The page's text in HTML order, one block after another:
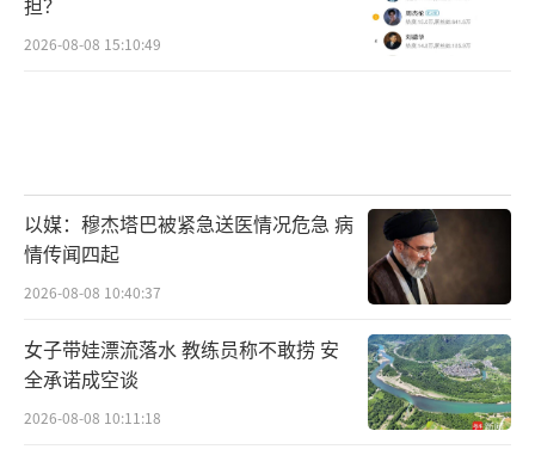
2026-08-08 15:10:49
以媒：穆杰塔巴被紧急送医情况危急 病
情传闻四起
2026-08-08 10:40:37
女子带娃漂流落水 教练员称不敢捞 安
全承诺成空谈
2026-08-08 10:11:18